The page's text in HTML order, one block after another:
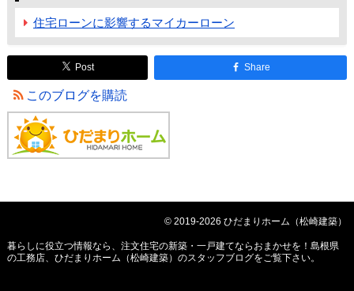
住宅ローンに影響するマイカーローン
Post Share
このブログを購読
© 2019-2026 ひだまりホーム（松崎建築）
暮らしに役立つ情報なら、 注文住宅の新築・一戸建てならおまかせを！島根県
の工務店、ひだまりホーム（松崎建築）のスタッフブログをご覧下さい。